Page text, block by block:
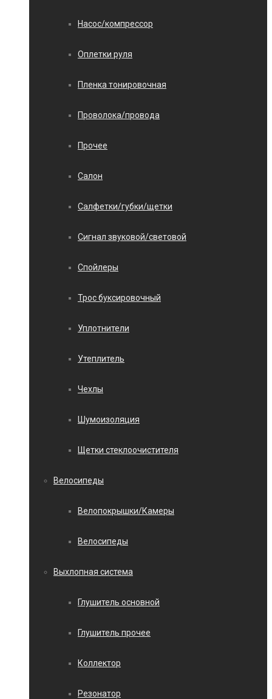
Насос/компрессор
Оплетки руля
Пленка тонировочная
Проволока/провода
Прочее
Салон
Салфетки/губки/щетки
Сигнал звуковой/световой
Спойлеры
Трос буксировочный
Уплотнители
Утеплитель
Чехлы
Шумоизоляция
Щетки стеклоочистителя
Велосипеды
Велопокрышки/Камеры
Велосипеды
Выхлопная система
Глушитель основной
Глушитель прочее
Коллектор
Резонатор